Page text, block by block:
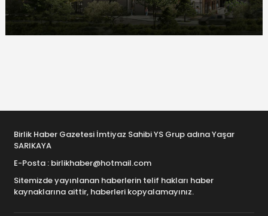
Birlik Haber Gazetesi İmtiyaz Sahibi YS Grup adına Yaşar
SARIKAYA
E-Posta : birlikhaber@hotmail.com
Sitemizde yayınlanan haberlerin telif hakları haber
kaynaklarına aittir, haberleri kopyalamayınız.